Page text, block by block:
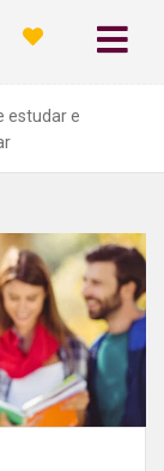
estudar e